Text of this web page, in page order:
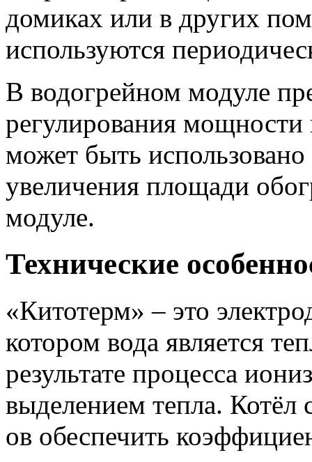
домиках или в других
используются
В водогрейном модуле
регулирования мощности
может быть
увеличения площади
модуле.
Технические
«Китотерм» – это
котором вода является
результате процесса
выделением тепла.
ов обеспечить